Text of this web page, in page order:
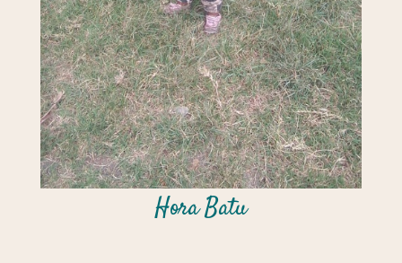
Hora Batu